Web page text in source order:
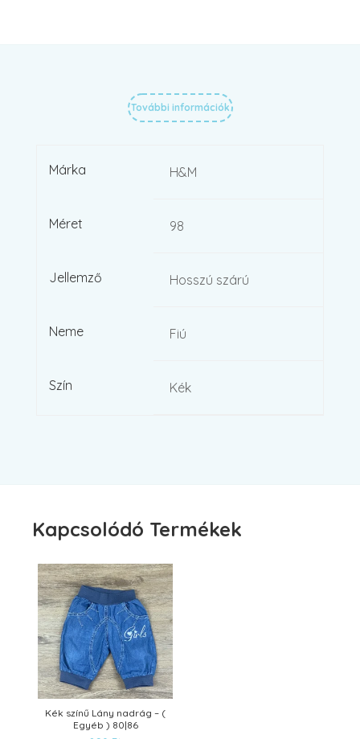
További információk
Márka H&M
Méret 98
Jellemző Hosszú szárú
Neme Fiú
Szín Kék
Kapcsolódó Termékek
Kék színű Lány nadrág – (
Egyéb ) 80|86